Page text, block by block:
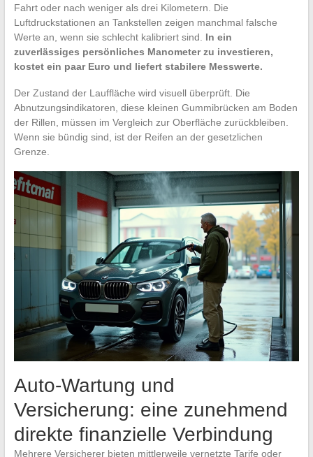
Fahrt oder nach weniger als drei Kilometern. Die
Luftdruckstationen an Tankstellen zeigen manchmal falsche
Werte an, wenn sie schlecht kalibriert sind. In ein
zuverlässiges persönliches Manometer zu investieren,
kostet ein paar Euro und liefert stabilere Messwerte.
Der Zustand der Lauffläche wird visuell überprüft. Die
Abnutzungsindikatoren, diese kleinen Gummibrücken am Boden
der Rillen, müssen im Vergleich zur Oberfläche zurückbleiben.
Wenn sie bündig sind, ist der Reifen an der gesetzlichen
Grenze.
Auto-Wartung und
Versicherung: eine zunehmend
direkte finanzielle Verbindung
Mehrere Versicherer bieten mittlerweile vernetzte Tarife oder